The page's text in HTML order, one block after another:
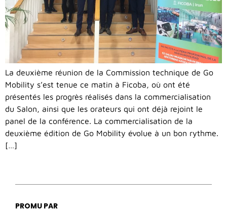
La deuxième réunion de la Commission technique de Go
Mobility s’est tenue ce matin à Ficoba, où ont été
présentés les progrès réalisés dans la commercialisation
du Salon, ainsi que les orateurs qui ont déjà rejoint le
panel de la conférence. La commercialisation de la
deuxième édition de Go Mobility évolue à un bon rythme.
[…]
PROMU PAR